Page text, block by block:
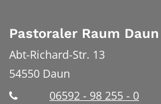
Pastoraler Raum Daun
Abt-Richard-Str. 13
54550 Daun
06592 - 98 255 - 0